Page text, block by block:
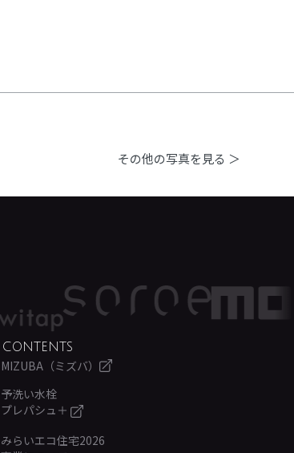
その他の写真を見る ＞
CONTENTS
MIZUBA（ミズバ）
予洗い水栓
プレパシュ＋
みらいエコ住宅2026